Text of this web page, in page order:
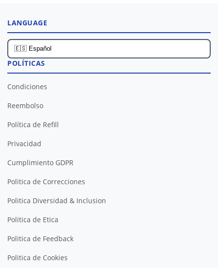
LANGUAGE
POLÍTICAS
Condiciones
Reembolso
Política de Refill
Privacidad
Cumplimiento GDPR
Politica de Correcciones
Politica Diversidad & Inclusion
Politica de Etica
Politica de Feedback
Politica de Cookies